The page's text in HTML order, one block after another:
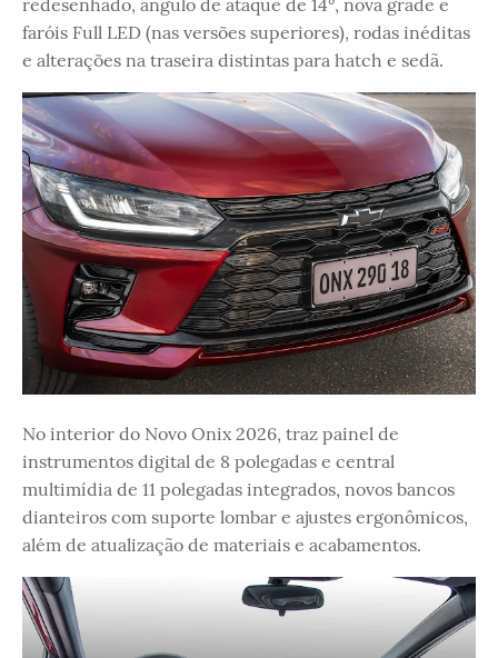
redesenhado, ângulo de ataque de 14°, nova grade e
faróis Full LED (nas versões superiores), rodas inéditas
e alterações na traseira distintas para hatch e sedã.
No interior do Novo Onix 2026, traz painel de
instrumentos digital de 8 polegadas e central
multimídia de 11 polegadas integrados, novos bancos
dianteiros com suporte lombar e ajustes ergonômicos,
além de atualização de materiais e acabamentos.